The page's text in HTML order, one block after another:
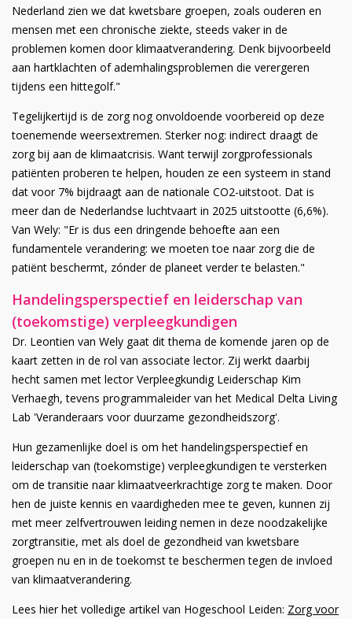
Nederland zien we dat kwetsbare groepen, zoals ouderen en
mensen met een chronische ziekte, steeds vaker in de
problemen komen door klimaatverandering. Denk bijvoorbeeld
aan hartklachten of ademhalingsproblemen die verergeren
tijdens een hittegolf."
Tegelijkertijd is de zorg nog onvoldoende voorbereid op deze
toenemende weersextremen. Sterker nog: indirect draagt de
zorg bij aan de klimaatcrisis. Want terwijl zorgprofessionals
patiënten proberen te helpen, houden ze een systeem in stand
dat voor 7% bijdraagt aan de nationale CO2-uitstoot. Dat is
meer dan de Nederlandse luchtvaart in 2025 uitstootte (6,6%).
Van Wely: "Er is dus een dringende behoefte aan een
fundamentele verandering: we moeten toe naar zorg die de
patiënt beschermt, zónder de planeet verder te belasten."
Handelingsperspectief en leiderschap van
(toekomstige) verpleegkundigen
Dr. Leontien van Wely gaat dit thema de komende jaren op de
kaart zetten in de rol van associate lector. Zij werkt daarbij
hecht samen met lector Verpleegkundig Leiderschap Kim
Verhaegh, tevens programmaleider van het Medical Delta Living
Lab 'Veranderaars voor duurzame gezondheidszorg'.
Hun gezamenlijke doel is om het handelingsperspectief en
leiderschap van (toekomstige) verpleegkundigen te versterken
om de transitie naar klimaatveerkrachtige zorg te maken. Door
hen de juiste kennis en vaardigheden mee te geven, kunnen zij
met meer zelfvertrouwen leiding nemen in deze noodzakelijke
zorgtransitie, met als doel de gezondheid van kwetsbare
groepen nu en in de toekomst te beschermen tegen de invloed
van klimaatverandering.
Lees hier het volledige artikel van Hogeschool Leiden: Zorg voor